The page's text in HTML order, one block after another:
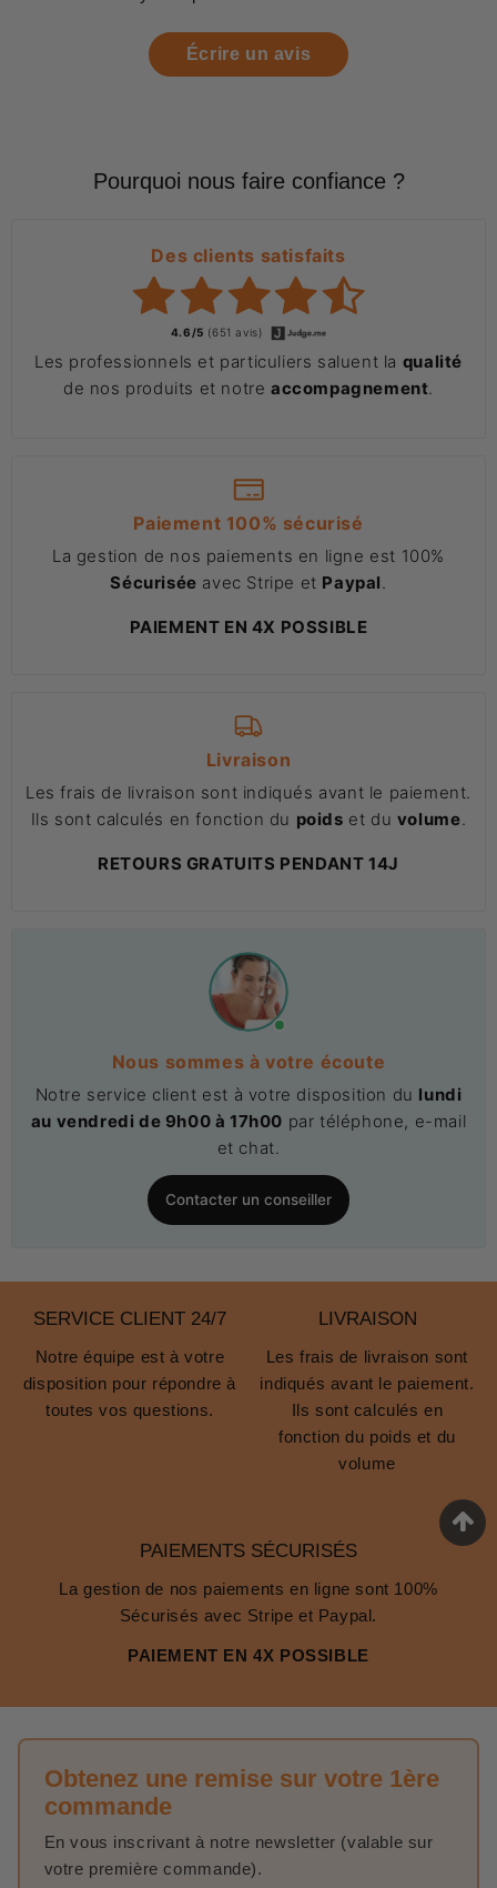
Écrire un avis
Pourquoi nous faire confiance ?
Des clients satisfaits
4.6/5 (651 avis)
Les professionnels et particuliers saluent la qualité
de nos produits et notre accompagnement.
Paiement 100% sécurisé
La gestion de nos paiements en ligne est 100%
Sécurisée avec Stripe et Paypal.
PAIEMENT EN 4X POSSIBLE
Livraison
Les frais de livraison sont indiqués avant le paiement.
Ils sont calculés en fonction du poids et du volume.
RETOURS GRATUITS PENDANT 14J
Nous sommes à votre écoute
Notre service client est à votre disposition du lundi
au vendredi de 9h00 à 17h00 par téléphone, e-mail
et chat.
Contacter un conseiller
SERVICE CLIENT 24/7
Notre équipe est à votre
disposition pour répondre à
toutes vos questions.
LIVRAISON
Les frais de livraison sont
indiqués avant le paiement.
Ils sont calculés en
fonction du poids et du
volume
PAIEMENTS SÉCURISÉS
La gestion de nos paiements en ligne sont 100%
Sécurisés avec Stripe et Paypal.
PAIEMENT EN 4X POSSIBLE
Obtenez une remise sur votre 1ère
commande
En vous inscrivant à notre newsletter (valable sur
votre première commande).